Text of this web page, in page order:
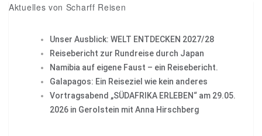
Aktuelles von Scharff Reisen
Unser Ausblick: WELT ENTDECKEN 2027/28
Reisebericht zur Rundreise durch Japan
Namibia auf eigene Faust – ein Reisebericht.
Galapagos: Ein Reiseziel wie kein anderes
Vortragsabend „SÜDAFRIKA ERLEBEN“ am 29.05.
2026 in Gerolstein mit Anna Hirschberg